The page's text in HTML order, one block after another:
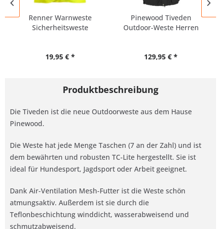
Renner Warnweste
Sicherheitsweste
19,95 € *
Pinewood Tiveden
Outdoor-Weste Herren
129,95 € *
Produktbeschreibung
Die Tiveden ist die neue Outdoorweste aus dem Hause
Pinewood.
Die Weste hat jede Menge Taschen (7 an der Zahl) und ist
dem bewährten und robusten TC-Lite hergestellt. Sie ist
ideal für Hundesport, Jagdsport oder Arbeit geeignet.
Dank Air-Ventilation Mesh-Futter ist die Weste schön
atmungsaktiv. Außerdem ist sie durch die
Teflonbeschichtung winddicht, wasserabweisend und
schmutzabweisend.